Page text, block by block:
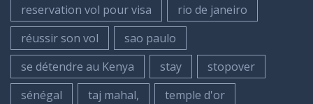
reservation vol pour visa
rio de janeiro
réussir son vol
sao paulo
se détendre au Kenya
stay
stopover
sénégal
taj mahal,
temple d'or